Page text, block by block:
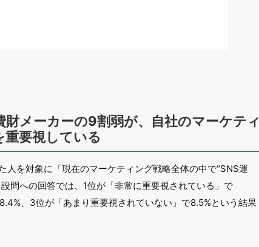
財メーカーの9割弱が、自社のマーケティ
重要視している
を対象に「現在のマーケティング戦略全体の中で“SNS運
問への回答では、1位が「非常に重要視されている」で
、3位が「あまり重要視されていない」で8.5%という結果